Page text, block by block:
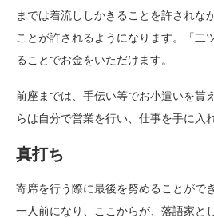
までは着流ししかきることを許されな
ことが許されるようになります。「二
ることでお金をいただけます。
前座までは、手伝い等でお小遣いを貰
らは自分で営業を行い、仕事を手に入
真打ち
寄席を行う際に最後を努めることがで
一人前になり、ここからが、落語家と